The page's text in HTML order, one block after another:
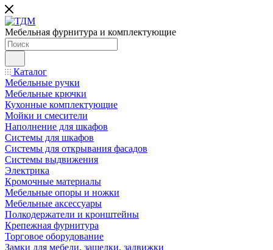
Мебельная фурнитура и комплектующие
Каталог
Мебельные ручки
Мебельные крючки
Кухонные комплектующие
Мойки и смесители
Наполнение для шкафов
Cистемы для шкафов
Системы для открывания фасадов
Системы выдвижения
Электрика
Кромочные материалы
Мебельные опоры и ножки
Мебельные аксессуары
Полкодержатели и кронштейны
Крепежная фурнитура
Торговое оборудование
Замки для мебели, защелки, задвижки